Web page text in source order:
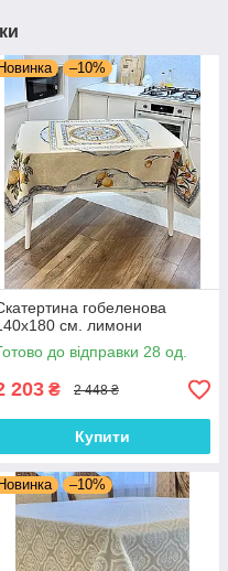
Новинка –10%
гобеленова
см. лимони
до відправки 28 од.
203 ₴ 2 448 ₴
Купити
Новинка –10%